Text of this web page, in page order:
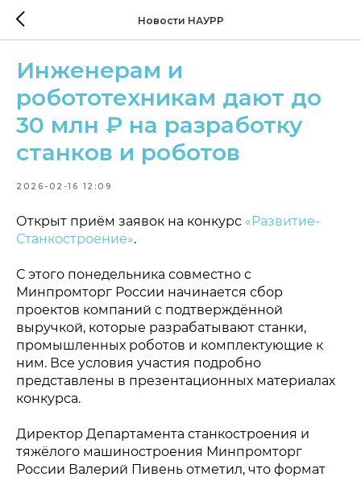
Новости НАУРР
Инженерам и
робототехникам дают до
30 млн ₽ на разработку
станков и роботов
2026-02-16 12:09
Открыт приём заявок на конкурс «Развитие-
Станкостроение».
С этого понедельника совместно с
Минпромторг России начинается сбор
проектов компаний с подтверждённой
выручкой, которые разрабатывают станки,
промышленных роботов и комплектующие к
ним. Все условия участия подробно
представлены в презентационных материалах
конкурса.
Директор Департамента станкостроения и
тяжёлого машиностроения Минпромторг
России Валерий Пивень отметил, что формат